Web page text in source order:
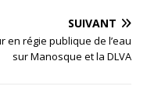
SUIVANT
en régie publique de l’eau
sur Manosque et la DLVA